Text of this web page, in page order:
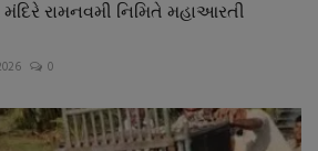
રામનવમી નિમિતે મહાઆરતી
0